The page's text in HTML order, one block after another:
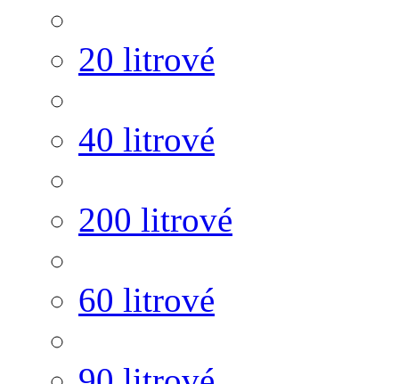
20 litrové
40 litrové
200 litrové
60 litrové